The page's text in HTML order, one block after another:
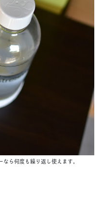
ら何度も繰り返し使えます。